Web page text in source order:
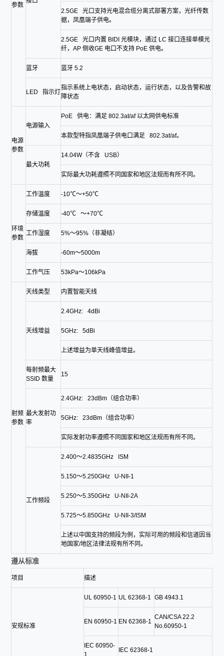
参数
2.5GE 光口支持光电混合缆分离式部署方案，光纤传数
据，凤凰端子供电。
2.5GE 光口内置 BIDI 光模块，通过 LC 接口连接单模光
纤，AP 侧收GE 电口不支持 PoE 供电。
蓝牙 蓝牙 5.2
LED 指示灯
指示系统上电状态，启动状态，运行状态，以及告警和故
障状态
电源
参数
电源输入
PoE 供电：满足 802.3at/af 以太网供电标准
本款型特指凤凰端子供电口满足 802.3at/af。
最大功耗
14.04W（不含 USB）
实际最大功耗遵照不同国家和地区法规而有所不同。
环境
参数
工作温度 -10℃～+50℃
存储温度 -40℃ ～+70℃
工作湿度 5%～95%（非凝结）
海拔 -60m～5000m
工作气压 53kPa～106kPa
射频
参数
天线类型 内置智能天线
天线增益
2.4GHz: 4dBi
5GHz: 5dBi
上述增益为单天线峰值增益。
每射频最大
SSID 数量
15
最大发射功
率
2.4GHz: 23dBm（组合功率）
5GHz: 23dBm（组合功率）
实际发射功率遵照不同国家和地区法规而有所不同。
工作频段
2.400～2.4835GHz ISM
5.150～5.250GHz U-NII-1
5.250～5.350GHz U-NII-2A
5.725～5.850GHz U-NII-3/ISM
上述以中国支持的频段为例，实际可用的频段和信道因当
地国家/地区法律法规有所不同。
遵从标准
项目 描述
安规标准
UL 60950-1 UL 62368-1 GB 4943.1
EN 60950-1 EN 62368-1
CAN/CSA 22.2
No.60950-1
IEC 60950-
IEC 62368-1